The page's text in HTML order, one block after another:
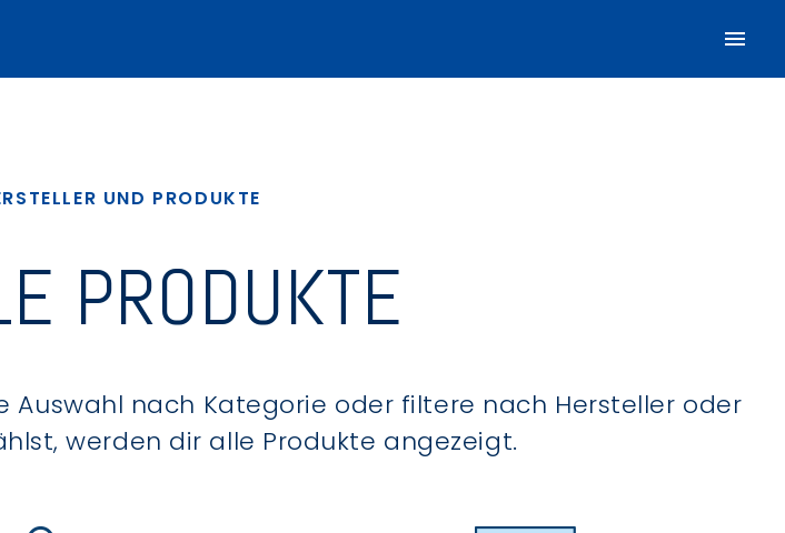
UND PRODUKTE
PRODUKTE
Auswahl nach Kategorie oder filtere nach Hersteller oder
werden dir alle Produkte angezeigt.